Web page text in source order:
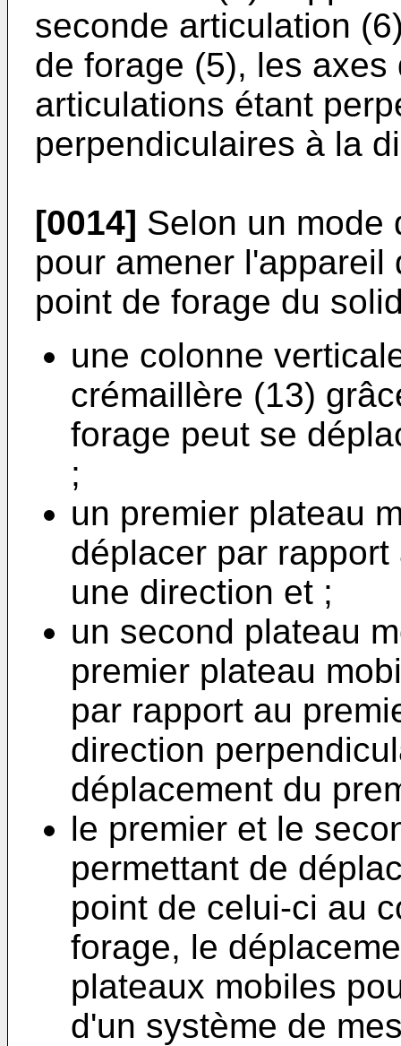
seconde articulation
de forage (5), les
articulations étant
perpendiculaires à la
[0014] Selon un mode
pour amener
point de forage du
une colonne
crémaillère (13)
forage peut se
;
un premier plateau
déplacer par
une direction et ;
un second plateau
premier plateau
par rapport au
direction
déplacement du
le premier et le
permettant de
point de celui-ci au
forage, le
plateaux mobiles
d'un système de